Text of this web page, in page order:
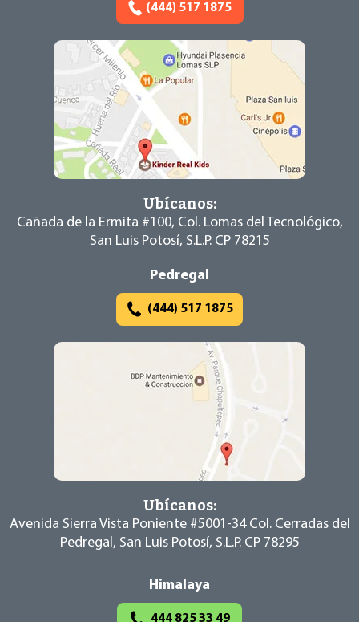
(444) 517 1875
Ubícanos:
Cañada de la Ermita #100, Col. Lomas del Tecnológico,
San Luis Potosí, S.L.P. CP 78215
Pedregal
(444) 517 1875
Ubícanos:
Avenida Sierra Vista Poniente #5001-34 Col. Cerradas del
Pedregal, San Luis Potosí, S.L.P. CP 78295
Himalaya
444 825 33 49